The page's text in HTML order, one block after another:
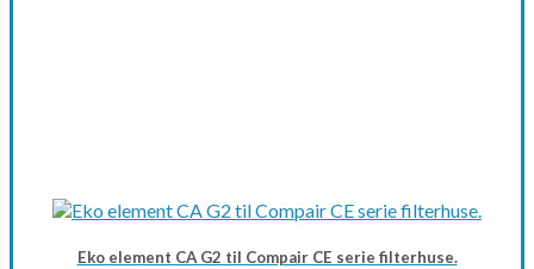
Eko element CA G2 til Compair CE serie filterhuse.